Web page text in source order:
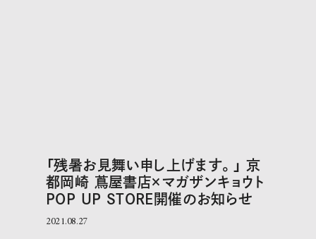
「残暑お見舞い申し上げます。」 京
都岡崎 蔦屋書店×マガザンキョウト
POP UP STORE開催のお知らせ
2021.08.27